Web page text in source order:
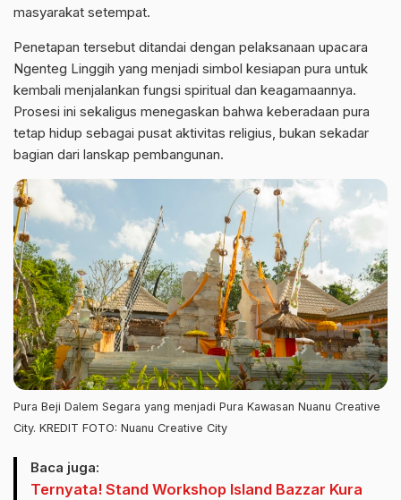
masyarakat setempat.
Penetapan tersebut ditandai dengan pelaksanaan upacara
Ngenteg Linggih yang menjadi simbol kesiapan pura untuk
kembali menjalankan fungsi spiritual dan keagamaannya.
Prosesi ini sekaligus menegaskan bahwa keberadaan pura
tetap hidup sebagai pusat aktivitas religius, bukan sekadar
bagian dari lanskap pembangunan.
Pura Beji Dalem Segara yang menjadi Pura Kawasan Nuanu Creative
City. KREDIT FOTO: Nuanu Creative City
Baca juga:
Ternyata! Stand Workshop Island Bazzar Kura